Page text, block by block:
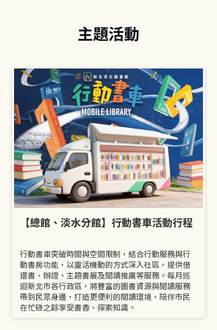
主題活動
【總館、淡水分館】行動書車活動行程
行動書車突破時間與空間限制，結合行動服務與行
動書房功能，以靈活機動的方式深入社區，提供借
還書、辦證、主題書展及閱讀推廣等服務。每月巡
迴新北市各行政區，將豐富的圖書資源與閱讀服務
帶到民眾身邊，打造更便利的閱讀環境，陪伴市民
在忙碌之餘享受書香、探索知識。